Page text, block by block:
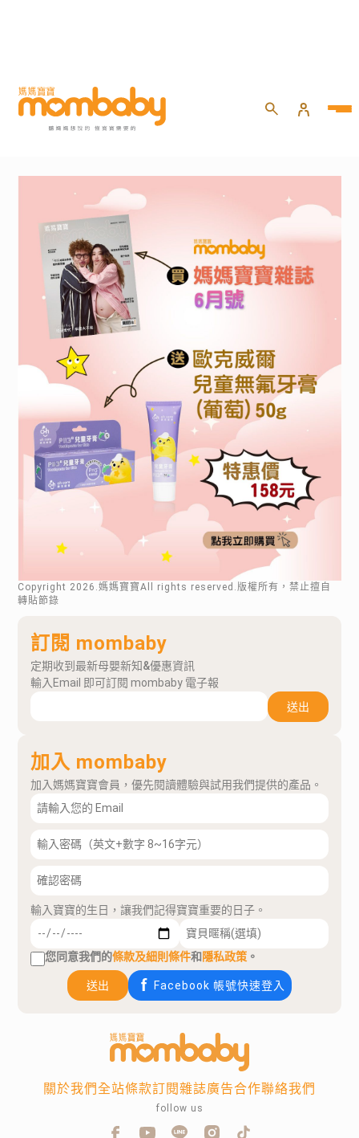
Copyright 2026 .媽媽寶寶All rights reserved.版權所有，禁止擅自
轉貼節錄
訂閱 mombaby
定期收到最新母嬰新知&優惠資訊
輸入Email 即可訂閱 mombaby 電子報
送出
加入 mombaby
加入媽媽寶寶會員，優先閱讀體驗與試用我們提供的產品。
輸入寶寶的生日，讓我們記得寶寶重要的日子。
您同意我們的條款及細則條件和隱私政策 。
送出 Facebook 帳號快速登入
關於我們全站條款訂閱雜誌廣告合作聯絡我們
follow us